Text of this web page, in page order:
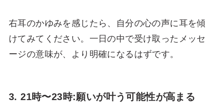
右耳のかゆみを感じたら、自分の心の声に耳を傾
けてみてください。一日の中で受け取ったメッセ
ージの意味が、より明確になるはずです。
3. 21時〜23時:願いが叶う可能性が高まる